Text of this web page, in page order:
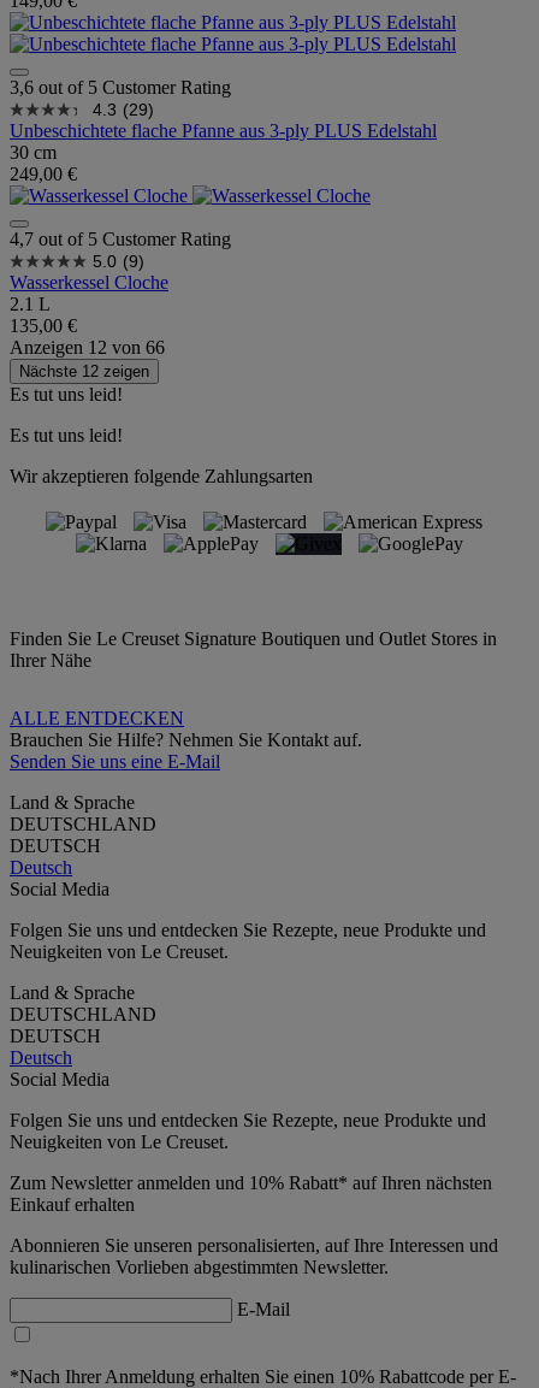
3,6 out of 5 Customer Rating
4.3 (29)
Unbeschichtete flache Pfanne aus 3-ply PLUS Edelstahl
30 cm
249,00 €
4,7 out of 5 Customer Rating
5.0 (9)
Wasserkessel Cloche
2.1 L
135,00 €
Anzeigen 12 von 66
Nächste 12 zeigen
Es tut uns leid!
Es tut uns leid!
Wir akzeptieren folgende Zahlungsarten
Finden Sie Le Creuset Signature Boutiquen und Outlet Stores in
Ihrer Nähe
ALLE ENTDECKEN
Brauchen Sie Hilfe? Nehmen Sie Kontakt auf.
Senden Sie uns eine E-Mail
Land & Sprache
DEUTSCHLAND
DEUTSCH
Deutsch
Social Media
Folgen Sie uns und entdecken Sie Rezepte, neue Produkte und
Neuigkeiten von Le Creuset.
Land & Sprache
DEUTSCHLAND
DEUTSCH
Deutsch
Social Media
Folgen Sie uns und entdecken Sie Rezepte, neue Produkte und
Neuigkeiten von Le Creuset.
Zum Newsletter anmelden und 10% Rabatt* auf Ihren nächsten
Einkauf erhalten
Abonnieren Sie unseren personalisierten, auf Ihre Interessen und
kulinarischen Vorlieben abgestimmten Newsletter.
E-Mail
*Nach Ihrer Anmeldung erhalten Sie einen 10% Rabattcode per E-